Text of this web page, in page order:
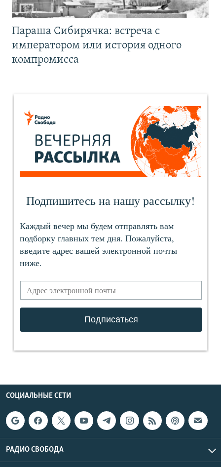
Параша Сибирячка: встреча с
императором или история одного
компромисса
СОЦИАЛЬНЫЕ СЕТИ
РАДИО СВОБОДА